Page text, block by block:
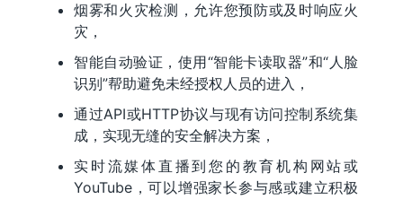
烟雾和火灾检测，允许您预防或及时响应火
灾，
智能自动验证，使用“智能卡读取器”和“人脸
识别”帮助避免未经授权人员的进入，
通过API或HTTP协议与现有访问控制系统集
成，实现无缝的安全解决方案，
实时流媒体直播到您的教育机构网站或
YouTube，可以增强家长参与感或建立积极